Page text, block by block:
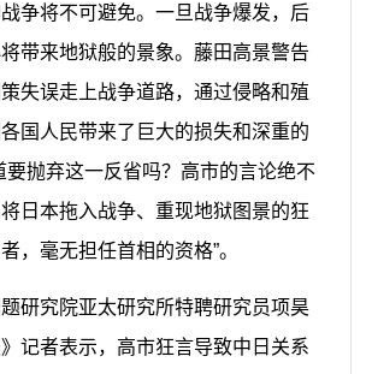
争将不可避免。一旦战争爆发，后
带来地狱般的景象。藤田高景警告
失误走上战争道路，通过侵略和殖
国人民带来了巨大的损失和深重的
要抛弃这一反省吗？高市的言论绝不
日本拖入战争、重现地狱图景的狂
，毫无担任首相的资格”。
研究院亚太研究所特聘研究员项昊
记者表示，高市狂言导致中日关系